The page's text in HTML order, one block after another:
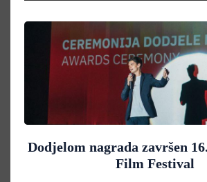
Dodjelom nagrada završen
Film Festival